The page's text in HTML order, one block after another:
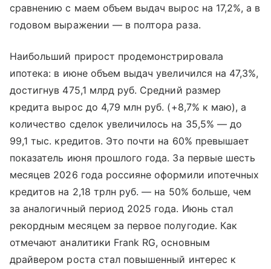
сравнению с маем объем выдач вырос на 17,2%, а в
годовом выражении — в полтора раза.
Наибольший прирост продемонстрировала
ипотека: в июне объем выдач увеличился на 47,3%,
достигнув 475,1 млрд руб. Средний размер
кредита вырос до 4,79 млн руб. (+8,7% к маю), а
количество сделок увеличилось на 35,5% — до
99,1 тыс. кредитов. Это почти на 60% превышает
показатель июня прошлого года. За первые шесть
месяцев 2026 года россияне оформили ипотечных
кредитов на 2,18 трлн руб. — на 50% больше, чем
за аналогичный период 2025 года. Июнь стал
рекордным месяцем за первое полугодие. Как
отмечают аналитики Frank RG, основным
драйвером роста стал повышенный интерес к